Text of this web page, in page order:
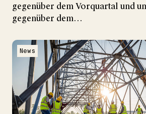
gegenüber dem Vorquartal und
gegenüber dem…
News